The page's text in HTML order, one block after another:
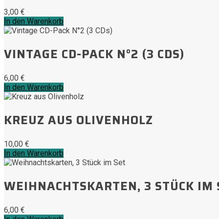
3,00 €
In den Warenkorb
VINTAGE CD-PACK N°2 (3 CDS)
6,00 €
In den Warenkorb
KREUZ AUS OLIVENHOLZ
10,00 €
In den Warenkorb
WEIHNACHTSKARTEN, 3 STÜCK IM
6,00 €